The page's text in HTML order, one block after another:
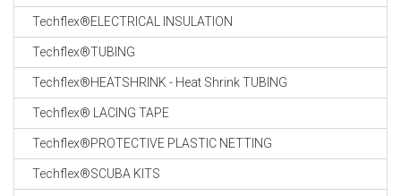
Techflex®ELECTRICAL INSULATION
Techflex®TUBING
Techflex®HEATSHRINK - Heat Shrink TUBING
Techflex® LACING TAPE
Techflex®PROTECTIVE PLASTIC NETTING
Techflex®SCUBA KITS